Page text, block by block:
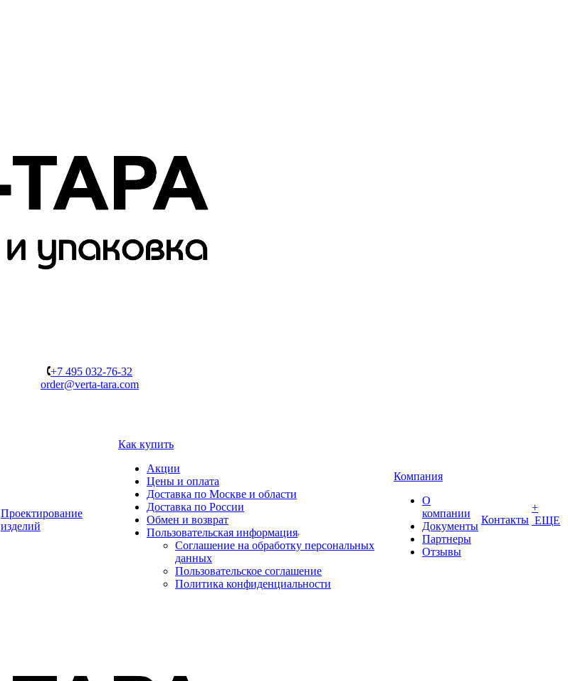
+7 495 032-76-32
order@verta-tara.com
Проектирование
изделий
Как купить
Акции
Цены и оплата
Доставка по Москве и области
Доставка по России
Обмен и возврат
Пользовательская информация
Соглашение на обработку персональных
данных
Пользовательское соглашение
Политика конфиденциальности
Компания
О
компании
Документы
Партнеры
Отзывы
Контакты
+
ЕЩЕ